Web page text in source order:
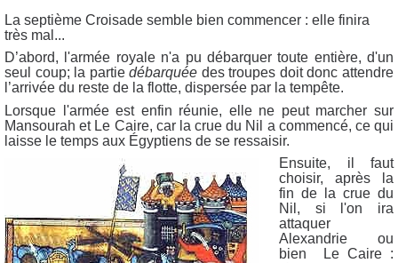
La septième Croisade semble bien commencer : elle finira
très mal...
D’abord, l'armée royale n'a pu débarquer toute entière, d'un
seul coup; la partiedébarquée des troupes doit donc attendre
l’arrivée du reste de la flotte, dispersée par la tempête.
Lorsque l'armée est enfin réunie, elle ne peut marcher sur
Mansourah et Le Caire, car la crue du Nil a commencé, ce qui
laisse le temps aux Égyptiens de se ressaisir.
Ensuite, il faut
choisir, après la
fin de la crue du
Nil, si l'on ira
attaquer
Alexandrie ou
bien Le Caire :